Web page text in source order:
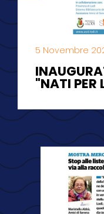
5 Novembre
"NATI PER